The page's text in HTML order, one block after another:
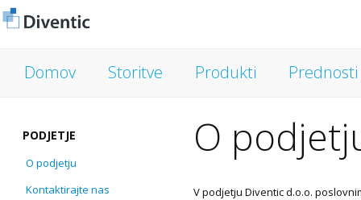
Domov Storitve Produkti
PODJETJE
O podjetju
Kontaktirajte nas
O
V podjetju Diventic d.o.o.